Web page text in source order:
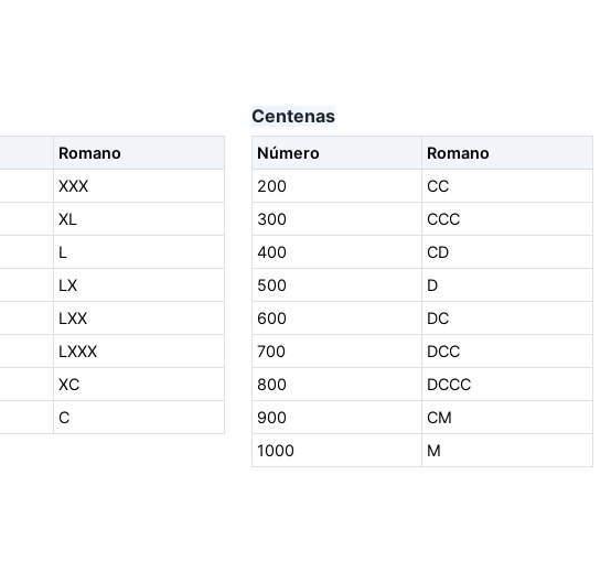
Romano
XXX
XL
L
LX
LXX
LXXX
XC
C
Centenas
Número
Romano
200
CC
300
CCC
400
CD
500
D
600
DC
700
DCC
800
DCCC
900
CM
1000
M